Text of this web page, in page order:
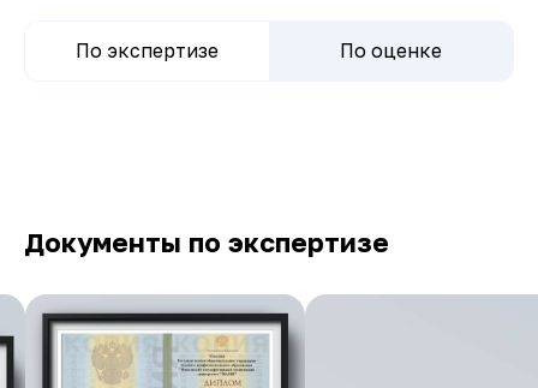
По экспертизе По оценке
Документы по экспертизе